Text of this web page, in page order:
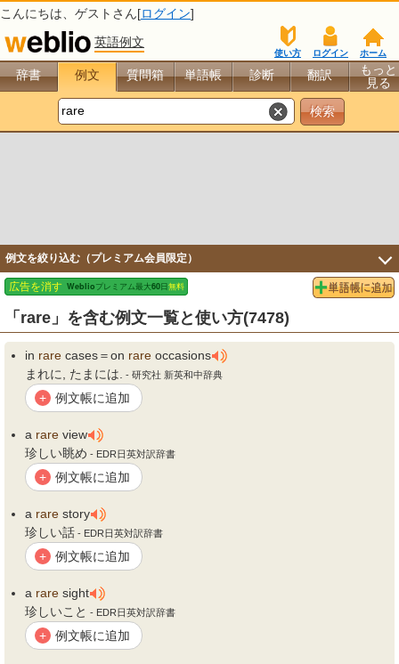
こんにちは、 ゲスト さん[ログイン]
英語例文
ホーム
ログイン
使い方
辞書 例文 質問箱 単語帳 診断 翻訳
もっと
見る
例文を絞り込む（プレミアム会員限定）
「rare」を含む例文一覧と使い方(7478)
in rare cases＝on rare occasions
まれに, たまには.
- 研究社 新英和中辞典
+ 例文帳に追加
a rare view
珍しい眺め - EDR日英対訳辞書
+ 例文帳に追加
a rare story
珍しい話 - EDR日英対訳辞書
+ 例文帳に追加
a rare sight
珍しいこと - EDR日英対訳辞書
+ 例文帳に追加